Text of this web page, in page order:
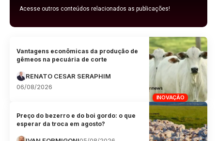
Acesse outros conteúdos relacionados as publicações!
INOVAÇÃO
Vantagens econômicas da produção de
gêmeos na pecuária de corte
RENATO CESAR SERAPHIM
06/08/2026
Preço do bezerro e do boi gordo: o que
esperar da troca em agosto?